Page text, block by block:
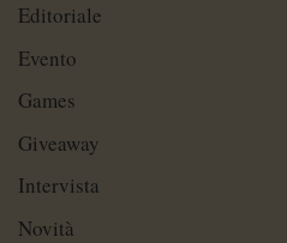
Editoriale
Evento
Games
Giveaway
Intervista
Novità